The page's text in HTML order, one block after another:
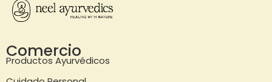
Comercio
Productos Ayurvédicos